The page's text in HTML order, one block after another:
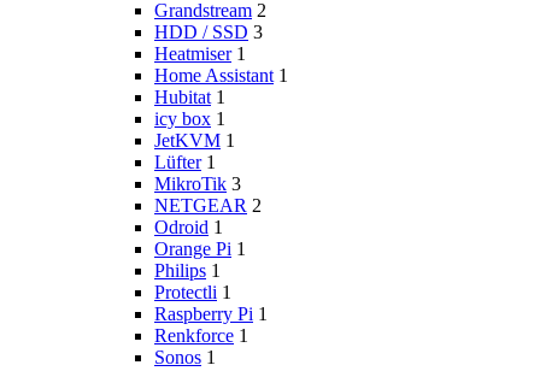
Grandstream 2
HDD / SSD 3
Heatmiser 1
Home Assistant 1
Hubitat 1
icy box 1
JetKVM 1
Lüfter 1
MikroTik 3
NETGEAR 2
Odroid 1
Orange Pi 1
Philips 1
Protectli 1
Raspberry Pi 1
Renkforce 1
Sonos 1